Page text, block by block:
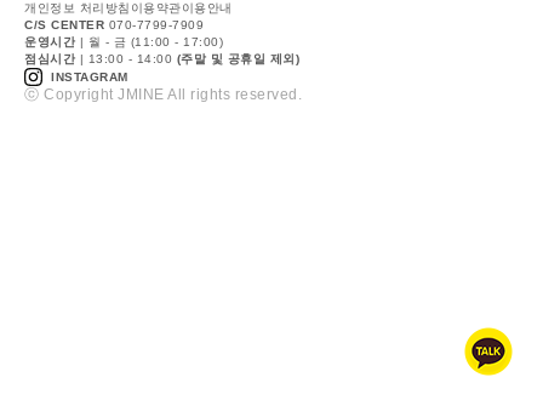
개인정보 처리방침 이용약관이용안내
C/S CENTER 070-7799-7909
운영시간 | 월 - 금 (11:00 - 17:00)
점심시간 | 13:00 - 14:00 (주말 및 공휴일 제외)
INSTAGRAM
ⓒ Copyright JMINE All rights reserved.